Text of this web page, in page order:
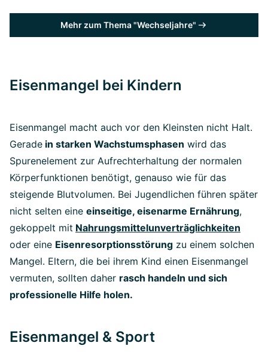
Mehr zum Thema "Wechseljahre"
Eisenmangel bei Kindern
Eisenmangel macht auch vor den Kleinsten nicht Halt.
Gerade in starken Wachstumsphasen wird das
Spurenelement zur Aufrechterhaltung der normalen
Körperfunktionen benötigt, genauso wie für das
steigende Blutvolumen. Bei Jugendlichen führen später
nicht selten eine einseitige, eisenarme Ernährung,
gekoppelt mit Nahrungsmittelunverträglichkeiten
oder eine Eisenresorptionsstörung zu einem solchen
Mangel. Eltern, die bei ihrem Kind einen Eisenmangel
vermuten, sollten daher rasch handeln und sich
professionelle Hilfe holen.
Eisenmangel & Sport